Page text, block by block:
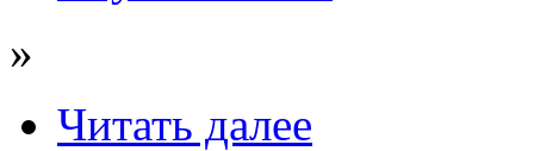
»
Читать далее